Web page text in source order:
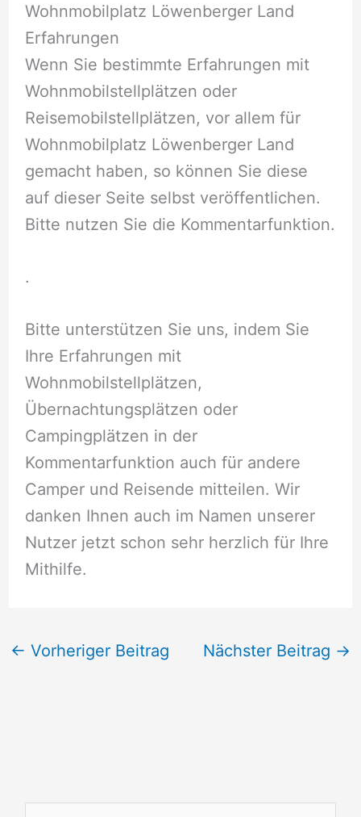
Wohnmobilplatz Löwenberger Land
Erfahrungen
Wenn Sie bestimmte Erfahrungen mit
Wohnmobilstellplätzen oder
Reisemobilstellplätzen, vor allem für
Wohnmobilplatz Löwenberger Land
gemacht haben, so können Sie diese
auf dieser Seite selbst veröffentlichen.
Bitte nutzen Sie die Kommentarfunktion.
.
Bitte unterstützen Sie uns, indem Sie
Ihre Erfahrungen mit
Wohnmobilstellplätzen,
Übernachtungsplätzen oder
Campingplätzen in der
Kommentarfunktion auch für andere
Camper und Reisende mitteilen. Wir
danken Ihnen auch im Namen unserer
Nutzer jetzt schon sehr herzlich für Ihre
Mithilfe.
← Vorheriger Beitrag Nächster Beitrag →